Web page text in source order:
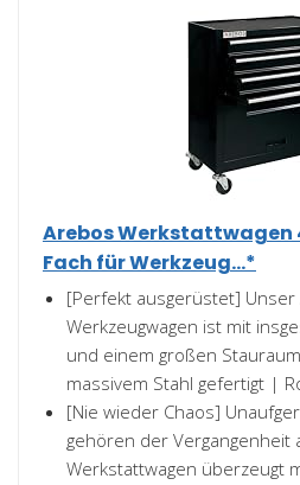
Arebos Werkstattwagen
Fach für Werkzeug...*
[Perfekt ausgerüstet] Unser
Werkzeugwagen ist mit
und einem großen
massivem Stahl gefertigt |
[Nie wieder Chaos]
gehören der Vergangenheit
Werkstattwagen überzeugt